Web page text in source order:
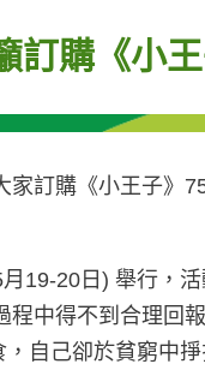
訂購《小
訂購《小王子》
19-20日) 舉行，
中得不到合理回
自己卻於貧窮中掙